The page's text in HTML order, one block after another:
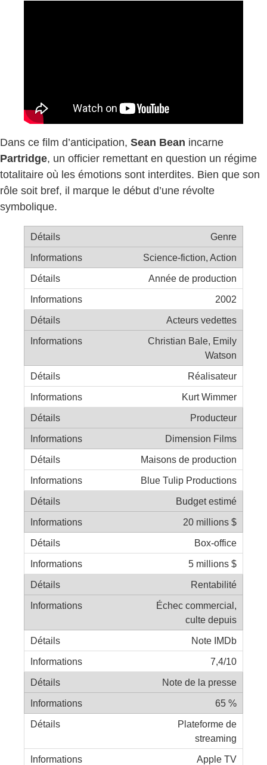
Dans ce film d’anticipation, Sean Bean incarne
Partridge, un officier remettant en question un régime
totalitaire où les émotions sont interdites. Bien que son
rôle soit bref, il marque le début d’une révolte
symbolique.
Genre
Science-fiction, Action
Année de production
2002
Acteurs vedettes
Christian Bale, Emily
Watson
Réalisateur
Kurt Wimmer
Producteur
Dimension Films
Maisons de production
Blue Tulip Productions
Budget estimé
20 millions $
Box-office
5 millions $
Rentabilité
Échec commercial,
culte depuis
Note IMDb
7,4/10
Note de la presse
65 %
Plateforme de
streaming
Apple TV